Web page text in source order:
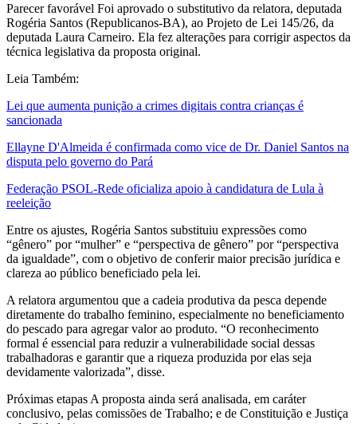
Parecer favorável Foi aprovado o substitutivo da relatora, deputada
Rogéria Santos (Republicanos-BA), ao Projeto de Lei 145/26, da
deputada Laura Carneiro. Ela fez alterações para corrigir aspectos da
técnica legislativa da proposta original.
Leia Também:
Lei que aumenta punição a crimes digitais contra crianças é
sancionada
Ellayne D'Almeida é confirmada como vice de Dr. Daniel Santos na
disputa pelo governo do Pará
Federação PSOL-Rede oficializa apoio à candidatura de Lula à
reeleição
Entre os ajustes, Rogéria Santos substituiu expressões como
“gênero” por “mulher” e “perspectiva de gênero” por “perspectiva
da igualdade”, com o objetivo de conferir maior precisão jurídica e
clareza ao público beneficiado pela lei.
A relatora argumentou que a cadeia produtiva da pesca depende
diretamente do trabalho feminino, especialmente no beneficiamento
do pescado para agregar valor ao produto. “O reconhecimento
formal é essencial para reduzir a vulnerabilidade social dessas
trabalhadoras e garantir que a riqueza produzida por elas seja
devidamente valorizada”, disse.
Próximas etapas A proposta ainda será analisada, em caráter
conclusivo, pelas comissões de Trabalho; e de Constituição e Justiça